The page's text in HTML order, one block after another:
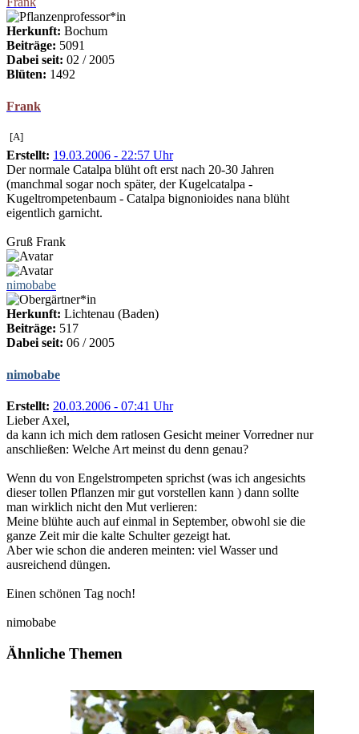
Herkunft: Bochum
Beiträge: 5091
Dabei seit: 02 / 2005
Blüten: 1492
Frank
[A]
Erstellt: 19.03.2006 - 22:57 Uhr
Der normale Catalpa blüht oft erst nach 20-30 Jahren
(manchmal sogar noch später, der Kugelcatalpa -
Kugeltrompetenbaum - Catalpa bignonioides nana blüht
eigentlich garnicht.
Gruß Frank
nimobabe
Herkunft: Lichtenau (Baden)
Beiträge: 517
Dabei seit: 06 / 2005
nimobabe
Erstellt: 20.03.2006 - 07:41 Uhr
Lieber Axel,
da kann ich mich dem ratlosen Gesicht meiner Vorredner nur
anschließen: Welche Art meinst du denn genau?
Wenn du von Engelstrompeten sprichst (was ich angesichts
dieser tollen Pflanzen mir gut vorstellen kann ) dann sollte
man wirklich nicht den Mut verlieren:
Meine blühte auch auf einmal in September, obwohl sie die
ganze Zeit mir die kalte Schulter gezeigt hat.
Aber wie schon die anderen meinten: viel Wasser und
ausreichend düngen.
Einen schönen Tag noch!
nimobabe
Ähnliche Themen